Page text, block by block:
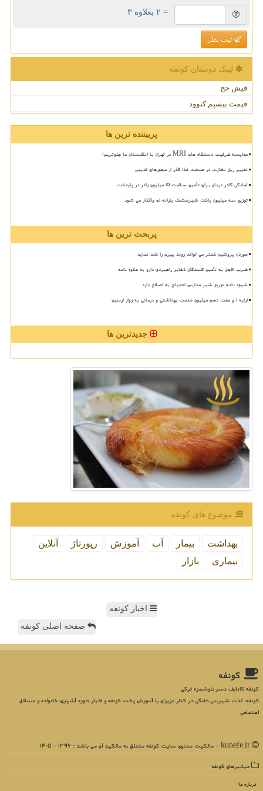
= ۲ بعلاوه ۳
ثبت نظر
لینک دوستان كونفه
فیش حج
قیمت بیسیم کنوود
پربیننده ترین ها
مقایسه ظرفیت دستگاه های MRI در تهران با انگلستان ما جلوتریم!
تغییر ریل نظارت در صنعت غذا گذر از مجوزهای قدیمی
آمادگی کادر درمان برای تأمین سلامت 15 میلیون زائر در پایتخت
توزیع سه میلیون پاکت شیرخشک یارانه ای واگذار می شود
پربحث ترین ها
خوردن پروتئین کمتر می تواند روند پیری را کند نماید
ضرب الاجل به تأمین کنندگان ذخایر راهبردی دارو به علاوه نامه
شیوه نامه توزیع شیر مدارس احتیاج به اصلاح دارد
ارایه ۱ و هفت دهم میلیون خدمت بهداشتی و درمانی به زوار اربعین
جدیدترین ها
موضوع های كونفه
بهداشت بیمار آب آموزش رپورتاژ
آنلاین
بیماری
بازار
اخبار کونفه
صفحه اصلی کونفه
كونفه
کونفه کادایف دسر خوشمزه ترکی
کونفه، لذت شیرینی خانگی در کنار عزیزان با آموزش پخت کونفه و اخبار حوزه آشپزی، خانواده و مسائل
اجتماعی
میانبرهای كونفه
درباره ما